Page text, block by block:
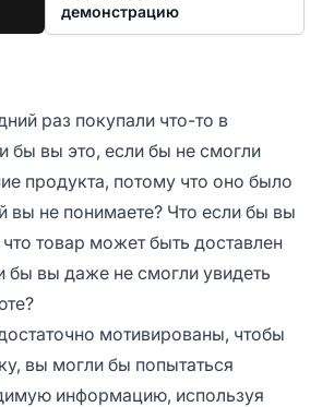
демонстрацию
раз покупали что-то в
бы вы это, если бы не смогли
продукта, потому что оно было
вы не понимаете? Что если бы вы
товар может быть доставлен
бы вы даже не смогли увидеть
мотивированы, чтобы
вы могли бы попытаться
информацию, используя